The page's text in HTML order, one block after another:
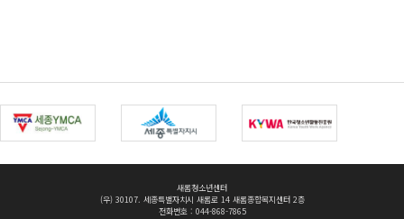
새롬청소년센터
(우) 30107. 세종특별자치시 새롬로 14 새롬종합복지센터 2층
전화번호 : 044-868-7865